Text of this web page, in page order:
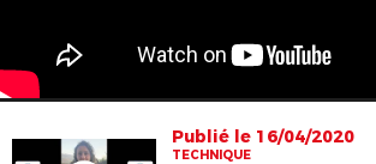
Publié le 16/04/2020
TECHNIQUE